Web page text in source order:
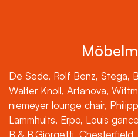
De Sede, Rolf Benz, Stega,
Walter Knoll, Artanova,
niemeyer lounge chair,
Lammhults, Erpo, Louis
B & B,Giorgetti, Chesterfield,